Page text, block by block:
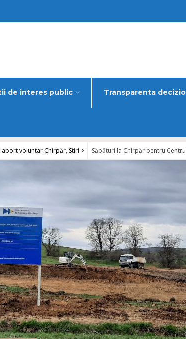
de interes public Transparenta
aport voluntar Chirpăr, Stiri Săpături la Chirpăr pentru